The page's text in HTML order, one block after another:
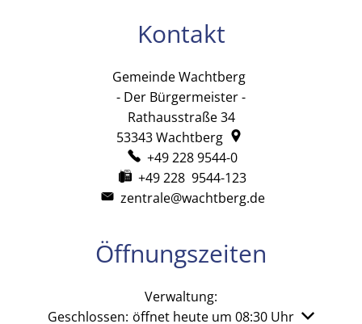
Kontakt
Gemeinde Wachtberg
- Der Bürgermeister -
Rathausstraße 34
53343Wachtberg
+49 228 9544-0
+49 228 9544-123
zentrale@wachtberg.de
Öffnungszeiten
Verwaltung:
Klicken, um weitere Öffnungs- oder Schließzeiten
Geschlossen: öffnet heute um 08:30 Uhr